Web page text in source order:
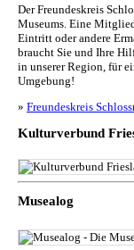
Der Freundeskreis
Museums. Eine
Eintritt oder andere
braucht Sie und Ihre
in unserer Region, für
Umgebung!
» Freundeskreis
Kulturverbund
Musealog